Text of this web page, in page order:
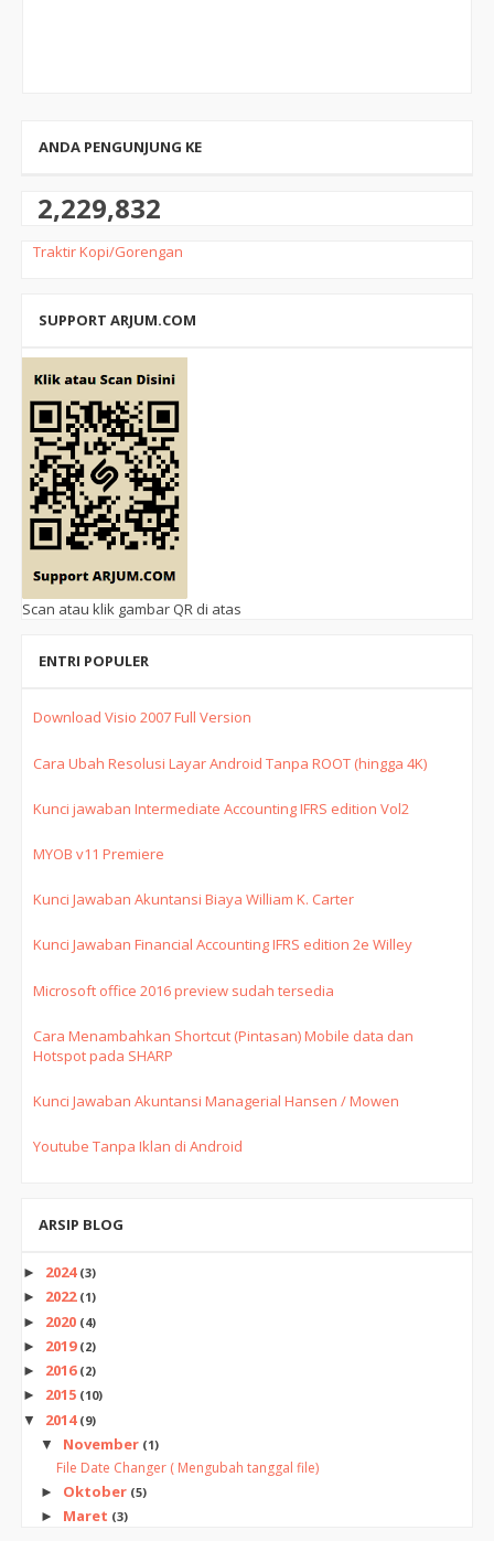
ANDA PENGUNJUNG KE
2,229,832
Traktir Kopi/Gorengan
SUPPORT ARJUM.COM
Scan atau klik gambar QR di atas
ENTRI POPULER
Download Visio 2007 Full Version
Cara Ubah Resolusi Layar Android Tanpa ROOT (hingga 4K)
Kunci jawaban Intermediate Accounting IFRS edition Vol2
MYOB v11 Premiere
Kunci Jawaban Akuntansi Biaya William K. Carter
Kunci Jawaban Financial Accounting IFRS edition 2e Willey
Microsoft office 2016 preview sudah tersedia
Cara Menambahkan Shortcut (Pintasan) Mobile data dan
Hotspot pada SHARP
Kunci Jawaban Akuntansi Managerial Hansen / Mowen
Youtube Tanpa Iklan di Android
ARSIP BLOG
► 2024 (3)
► 2022 (1)
► 2020 (4)
► 2019 (2)
► 2016 (2)
► 2015 (10)
▼ 2014 (9)
▼ November (1)
File Date Changer ( Mengubah tanggal file)
► Oktober (5)
► Maret (3)